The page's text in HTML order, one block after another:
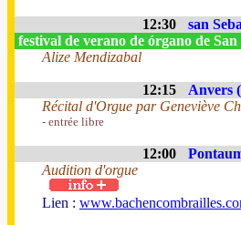
12:30 san
festival de verano de órgano de
Alize Mendizabal
12:15 Anvers
Récital d'Orgue par Geneviève
- entrée libre
12:00
Audition d'orgue
Lien :